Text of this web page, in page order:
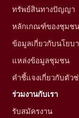
ทรัพย์สินทางปัญญา
หลักเกณฑ์ของชุมชน
ข้อมูลเกี่ยวกับนโยบ
แหล่งข้อมูลชุมชน
คำชี้แจงเกี่ยวกับตัว
ร่วมงานกับเรา
รับสมัครงาน